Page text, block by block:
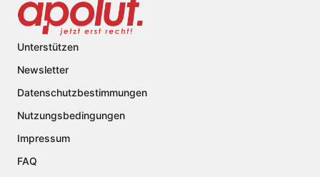
Unterstützen
Newsletter
Datenschutzbestimmungen
Nutzungsbedingungen
Impressum
FAQ